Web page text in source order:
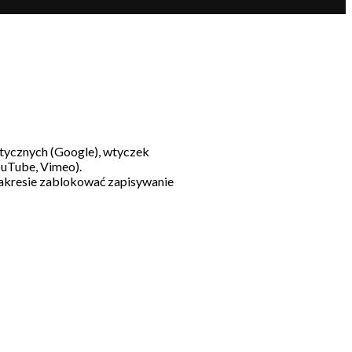
(Google), wtyczek
Vimeo).
zablokować zapisywanie